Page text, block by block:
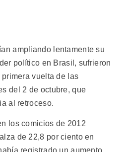
ampliando lentamente su
político en Brasil, sufrieron
vuelta de las
del 2 de octubre, que
al retroceso.
los comicios de 2012
de 22,8 por ciento en